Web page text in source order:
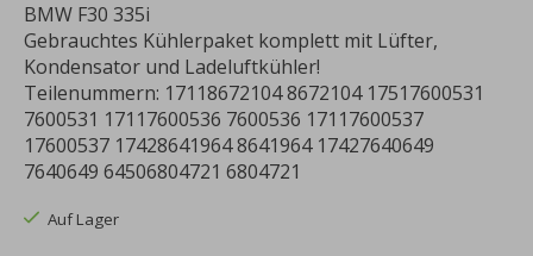
BMW F30 335i
Gebrauchtes Kühlerpaket komplett mit Lüfter,
Kondensator und Ladeluftkühler!
Teilenummern: 17118672104 8672104 17517600531
7600531 17117600536 7600536 17117600537
17600537 17428641964 8641964 17427640649
7640649 64506804721 6804721
Auf Lager